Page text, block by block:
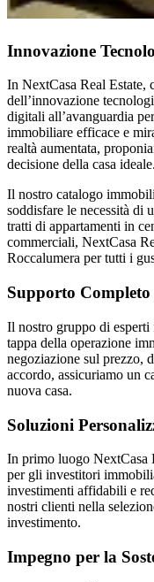
Innovazione
In NextCasa Real Estate,
dell’innovazione
digitali all’avanguardia
immobiliare efficace e
realtà aumentata,
decisione della casa ideale.
Il nostro catalogo
soddisfare le necessità di
tratti di appartamenti in
commerciali, NextCasa
Roccalumera per tutti i
Supporto
Il nostro gruppo di esperti
tappa della operazione
negoziazione sul prezzo,
accordo, assicuriamo un
nuova casa.
Soluzioni
In primo luogo NextCasa
per gli investitori
investimenti affidabili e
nostri clienti nella
investimento.
Impegno per la